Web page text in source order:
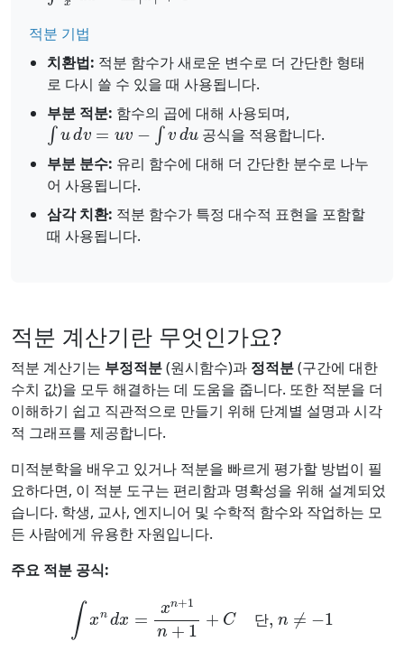
적분 기법
치환법: 적분 함수가 새로운 변수로 더 간단한 형태
로 다시 쓸 수 있을 때 사용됩니다.
부분 적분: 함수의 곱에 대해 사용되며,
∫udv=uv −∫vdu
공식을 적용합니다.
부분 분수: 유리 함수에 대해 더 간단한 분수로 나누
어 사용됩니다.
삼각 치환: 적분 함수가 특정 대수적 표현을 포함할
때 사용됩니다.
적분 계산기란 무엇인가요?
적분 계산기는 부정적분(원시함수)과 정적분(구간에 대한
수치 값)을 모두 해결하는 데 도움을 줍니다. 또한 적분을 더
이해하기 쉽고 직관적으로 만들기 위해 단계별 설명과 시각
적 그래프를 제공합니다.
미적분학을 배우고 있거나 적분을 빠르게 평가할 방법이 필
요하다면, 이 적분 도구는 편리함과 명확성을 위해 설계되었
습니다. 학생, 교사, 엔지니어 및 수학적 함수와 작업하는 모
든 사람에게 유용한 자원입니다.
주요 적분 공식:
단
n+1n